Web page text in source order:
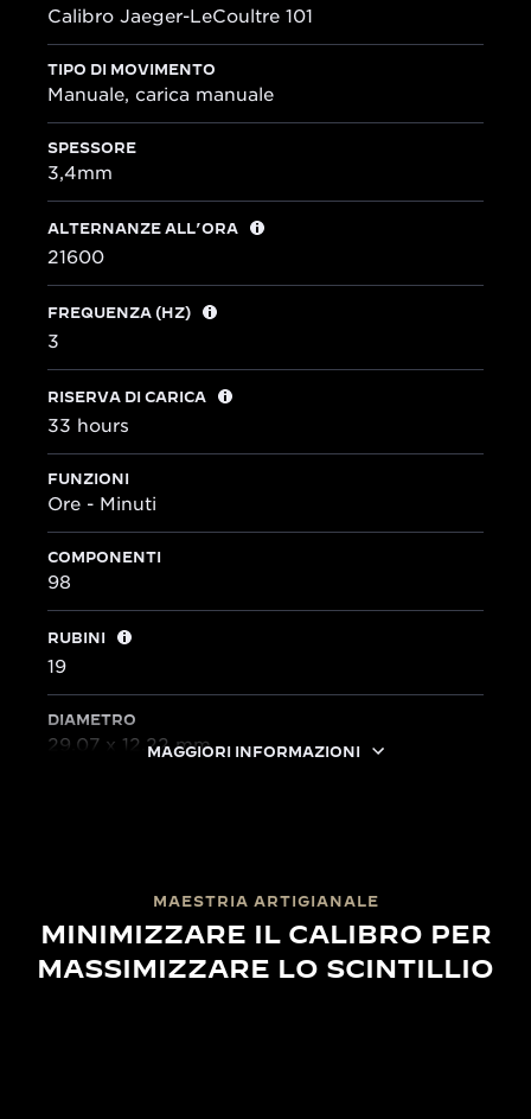
Calibro Jaeger-LeCoultre 101
TIPO DI MOVIMENTO
Manuale, carica manuale
SPESSORE
3,4mm
ALTERNANZE ALL’ORA
21600
FREQUENZA (HZ)
3
RISERVA DI CARICA
33 hours
FUNZIONI
Ore - Minuti
COMPONENTI
98
RUBINI
19
DIAMETRO
29,07 x 12,22 mmMAGGIORI INFORMAZIONI
MAESTRIA ARTIGIANALE
MINIMIZZARE IL CALIBRO PER
MASSIMIZZARE LO SCINTILLIO